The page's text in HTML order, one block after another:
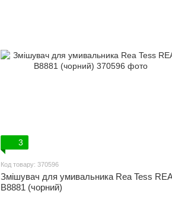
3
Код товару: 370596
Змішувач для умивальника Rea Tess
B8881 (чорний)